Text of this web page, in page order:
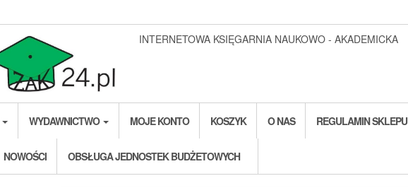
INTERNETOWA KSIĘGARNIA NAUKOWO - AKADEMICKA
WYDAWNICTWO MOJE KONTO KOSZYK O NAS REGULAMIN SKLEPU
NOWOŚCI OBSŁUGA JEDNOSTEK BUDŻETOWYCH